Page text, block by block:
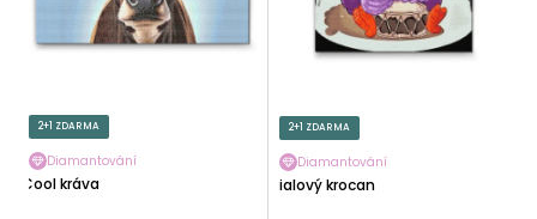
T
ŮU
K
T
2+1 ZDARMA
Diamantování
Cool kráva
2+1 ZDARMA
Diamantování
Fialový krocan